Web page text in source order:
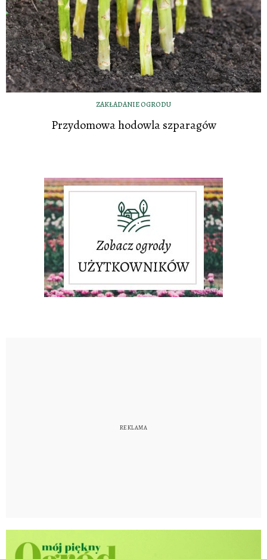
ZAKŁADANIE OGRODU
Przydomowa hodowla szparagów